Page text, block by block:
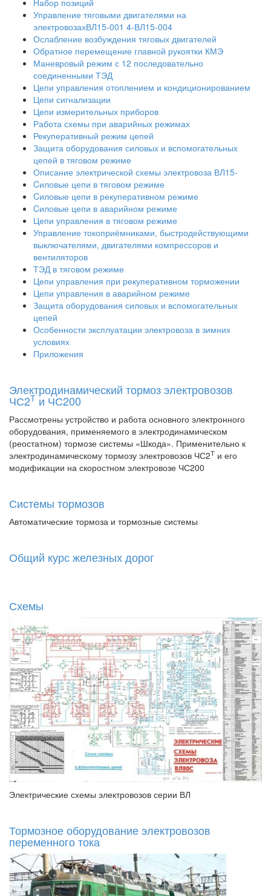
Набор позиций
Управление тяговыми двигателями на
электровозахВЛ15-001 4-ВЛ15-004
Ослабление возбуждения тяговых двигателей
Обратное перемещение главной рукоятки КМЭ
Маневровый режим с 12 последовательно
соединенными ТЭД
Цепи управления отоплением и кондиционированием
Цепи сигнализации
Цепи измерительных приборов
Работа схемы при аварийных режимах
Рекуперативный режим цепей
Защита оборудования силовых и вспомогательных
цепей в тяговом режиме
Описание электрической схемы электровоза ВЛ15-
Cиловые цепи в тяговом режиме
Cиловые цепи в рекуперативном режиме
Cиловые цепи в аварийном режиме
Цепи управления в тяговом режиме
Управление токоприёмниками, быстродействующими
выключателями, двигателями компрессоров и
вентиляторов
ТЭД в тяговом режиме
Цепи управления при рекуперативном торможении
Цепи управления в аварийном режиме
Защита оборудования силовых и вспомогательных
цепей
Особенности эксплуатации электровоза в зимних
условиях
Приложения
Электродинамический тормоз электровозов
ЧС2Т и ЧС200
Рассмотрены устройство и работа основного электронного
оборудования, применяемого в электродинамическом
(реостатном) тормозе системы «Шкода». Применительно к
электродинамическому тормозу электровозов ЧС2Т и его
модификации на скоростном электровозе ЧС200
Системы тормозов
Автоматические тормоза и тормозные системы
Общий курс железных дорог
Схемы
Электрические схемы электровозов серии ВЛ
Тормозное оборудование электровозов
переменного тока